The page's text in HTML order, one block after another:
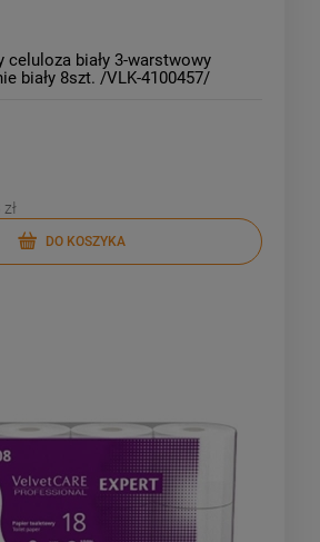
celuloza biały 3-warstwowy
biały 8szt. /VLK-4100457/
DO KOSZYKA